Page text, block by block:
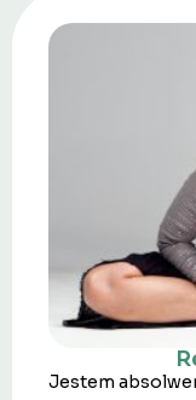
Jestem